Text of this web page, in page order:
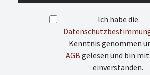
Ich habe die
Kenntnis genommen
AGB gelesen und bin
einverstanden.